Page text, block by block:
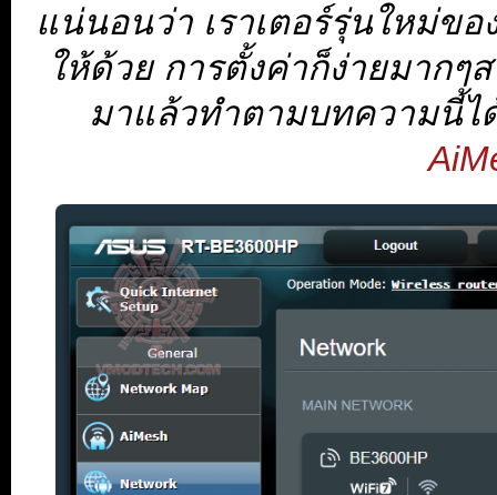
แน่นอนว่า เราเตอร์รุ่นใหม่ข
ให้ด้วย การตั้งค่าก็ง่ายมากๆ
มาแล้วทำตามบทความนี้ไ